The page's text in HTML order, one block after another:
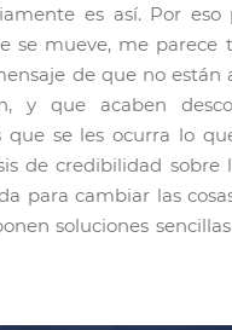
es así. Por
se mueve, me
de que no están
y que acaben
que se les ocurra lo
de credibilidad sobre
para cambiar las
soluciones